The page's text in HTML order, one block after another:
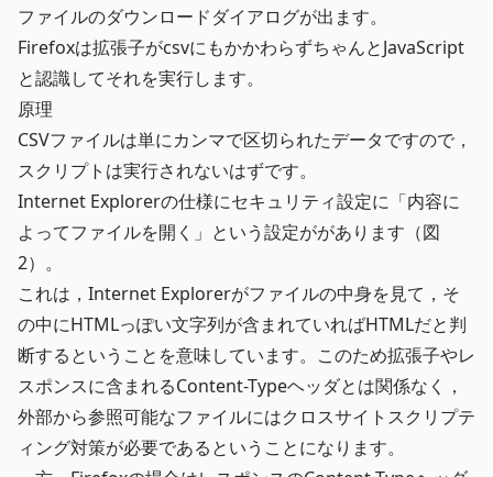
ファイルのダウンロードダイアログが出ます。
Firefoxは拡張子がcsvにもかかわらずちゃんとJavaScript
と認識してそれを実行します。
原理
CSVファイルは単にカンマで区切られたデータですので，
スクリプトは実行されないはずです。
Internet Explorerの仕様にセキュリティ設定に「内容に
よってファイルを開く」という設定ががあります（図
2）。
これは，Internet Explorerがファイルの中身を見て，そ
の中にHTMLっぽい文字列が含まれていればHTMLだと判
断するということを意味しています。このため拡張子やレ
スポンスに含まれるContent-Typeヘッダとは関係なく，
外部から参照可能なファイルにはクロスサイトスクリプテ
ィング対策が必要であるということになります。